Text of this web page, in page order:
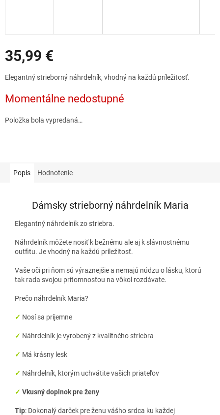
35,99 €
cena:
Elegantný strieborný náhrdelník, vhodný na každú príležitosť.
Momentálne nedostupné
Položka bola vypredaná…
Popis Hodnotenie
Dámsky strieborný náhrdelník Maria
Elegantný náhrdelník zo striebra.
Náhrdelník môžete nosiť k bežnému ale aj k slávnostnému
outfitu. Je vhodný na každú príležitosť.
Vaše oči pri ňom sú výraznejšie a nemajú núdzu o lásku, ktorú
tak rada svojou prítomnosťou na vôkol rozdávate.
Prečo náhrdelník Maria?
✓ Nosí sa príjemne
✓ Náhrdelník je vyrobený z kvalitného striebra
✓ Má krásny lesk
✓ Náhrdelník, ktorým uchvátite vašich priateľov
✓ Vkusný doplnok pre ženy
Tip: Dokonalý darček pre ženu vášho srdca ku každej